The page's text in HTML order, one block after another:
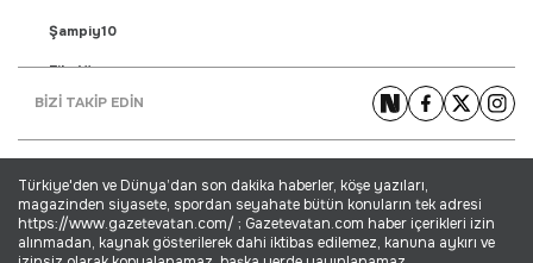
Şampiy10
Fikstür
Puan Durumu
Yaşam Haberleri
Ekonomi Haberleri
BİZİ TAKİP EDİN
Türkiye'den ve Dünya’dan son dakika haberler, köşe yazıları,
magazinden siyasete, spordan seyahate bütün konuların tek adresi
https://www.gazetevatan.com/ ; Gazetevatan.com haber içerikleri izin
alınmadan, kaynak gösterilerek dahi iktibas edilemez, kanuna aykırı ve